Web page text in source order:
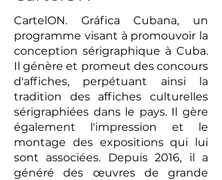
CartelON. Gráfica Cubana, un
programme visant à promouvoir la
conception sérigraphique à Cuba.
Il génère et promeut des concours
d'affiches, perpétuant ainsi la
tradition des affiches culturelles
sérigraphiées dans le pays. Il gère
également l'impression et le
montage des expositions qui lui
sont associées. Depuis 2016, il a
généré des œuvres de grande